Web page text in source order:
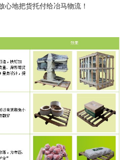
心地把货托付给冶马物流！